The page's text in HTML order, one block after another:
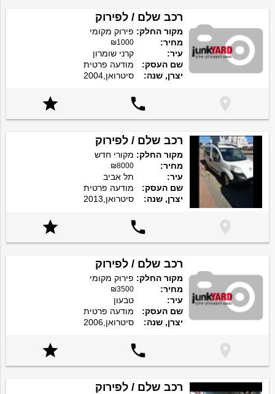
רכב שלם / לפירוק
מקור החלק: פירוק מקומי
מחיר:
₪1000
עיר:
קרני שומרון
שם העסק:
מודעה פרטית
יצרן, שנה:
סיטרואן,2004



רכב שלם / לפירוק
מקור החלק: מקורי חדש
מחיר:
₪8000
עיר:
תל אביב
שם העסק:
מודעה פרטית
יצרן, שנה:
סיטרואן,2013



רכב שלם / לפירוק
מקור החלק: פירוק מקומי
מחיר:
₪3500
עיר:
טבעון
שם העסק:
מודעה פרטית
יצרן, שנה:
סיטרואן,2006



רכב שלם / לפירוק